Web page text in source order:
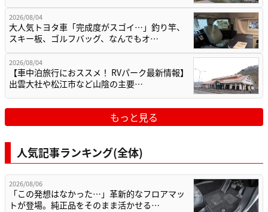
2026/08/04
大人気トヨタ車「完成度がスゴイ…」釣り竿、
スキー板、ゴルフバッグ、なんでもオ…
2026/08/04
【車中泊旅行におススメ！ RVパーク最新情報】
出雲大社や松江市など山陰の主要…
もっと見る
人気記事ランキング(全体)
2026/08/06
「この発想はなかった…」革新的なフロアマッ
トが登場。純正品をそのまま活かせる…